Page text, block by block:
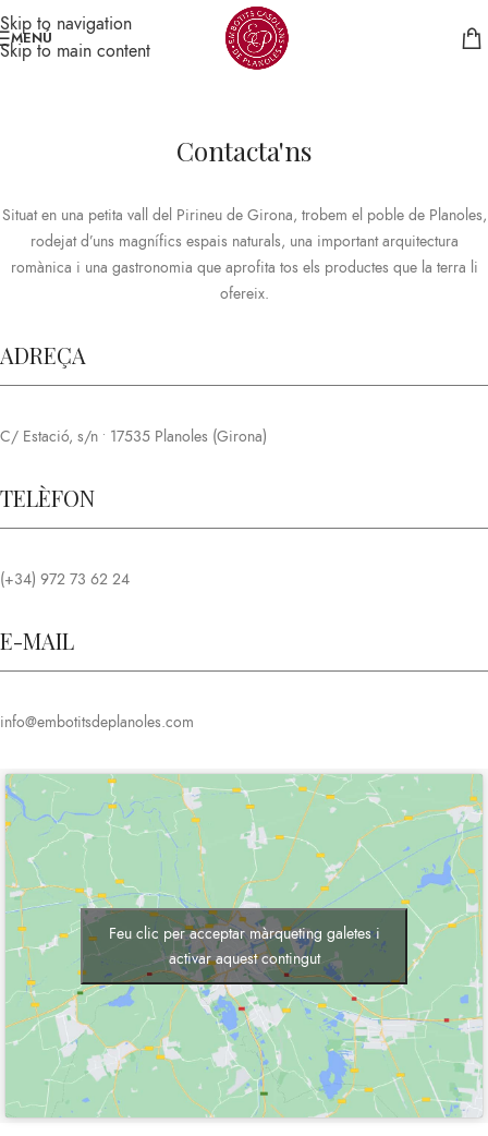
Skip to navigation
Skip to main content
MENÚ
Contacta'ns
Situat en una petita vall del Pirineu de Girona, trobem el poble de Planoles,
rodejat d’uns magnífics espais naturals, una important arquitectura
romànica i una gastronomia que aprofita tos els productes que la terra li
ofereix.
ADREÇA
C/ Estació, s/n • 17535 Planoles (Girona)
TELÈFON
(+34) 972 73 62 24
E-MAIL
info@embotitsdeplanoles.com
Feu clic per acceptar màrqueting galetes i
activar aquest contingut